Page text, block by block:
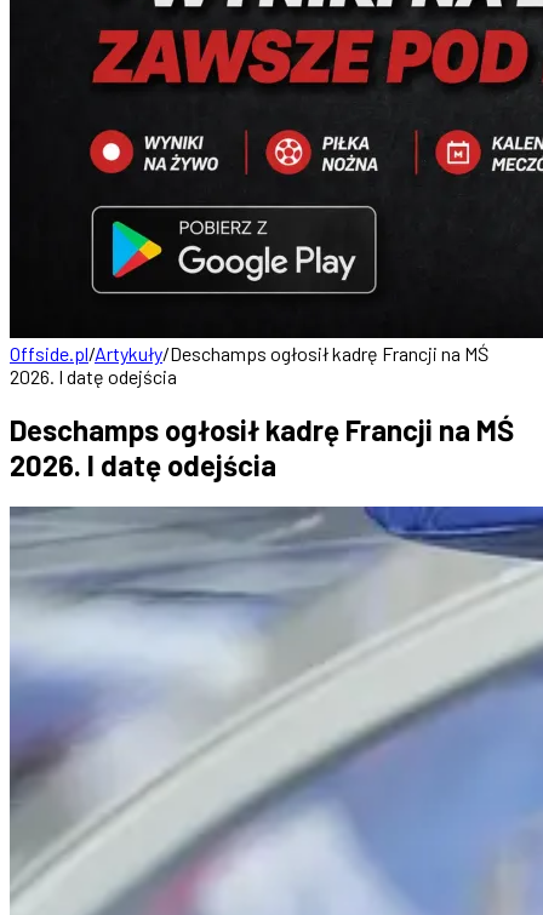
Offside.pl/Artykuły/Deschamps ogłosił kadrę Francji na MŚ
2026. I datę odejścia
Deschamps ogłosił kadrę Francji na MŚ
2026. I datę odejścia